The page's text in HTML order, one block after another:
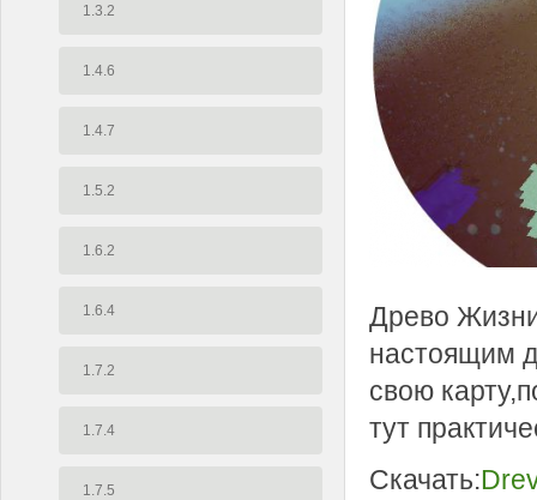
1.3.2
1.4.6
1.4.7
1.5.2
1.6.2
1.6.4
1.7.2
1.7.4
1.7.5
Древо
настоящим
свою
тут
Скачать: